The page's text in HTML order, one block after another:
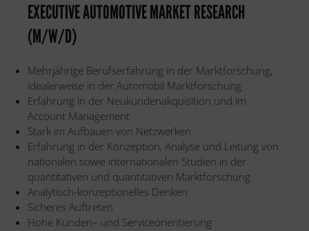
EXECUTIVE AUTOMOTIVE MARKET RESEARCH
(M/W/D)
Mehrjährige Berufserfahrung in der Marktforschung,
idealerweise in der Automobil Marktforschung
Erfahrung in der Neukundenakquisition und im
Account Management
Stark im Aufbauen von Netzwerken
Erfahrung in der Konzeption, Analyse und Leitung von
nationalen sowie internationalen Studien in der
quantitativen und quantitativen Marktforschung
Analytisch-konzeptionelles Denken
Sicheres Auftreten
Hohe Kunden– und Serviceorientierung